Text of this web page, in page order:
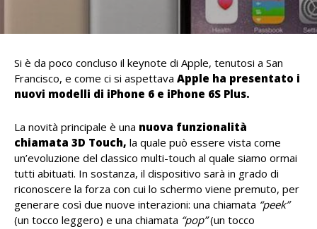
Si è da poco concluso il keynote di Apple, tenutosi a San
Francisco, e come ci si aspettava Apple ha presentato i
nuovi modelli di iPhone 6 e iPhone 6S Plus.
La novità principale è una nuova funzionalità
chiamata 3D Touch, la quale può essere vista come
un’evoluzione del classico multi-touch al quale siamo ormai
tutti abituati. In sostanza, il dispositivo sarà in grado di
riconoscere la forza con cui lo schermo viene premuto, per
generare così due nuove interazioni: una chiamata “peek”
(un tocco leggero) e una chiamata “pop”(un tocco